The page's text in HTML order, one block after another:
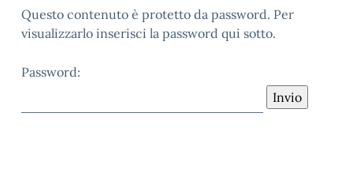
Questo contenuto è protetto da password. Per
visualizzarlo inserisci la password qui sotto.
Password: